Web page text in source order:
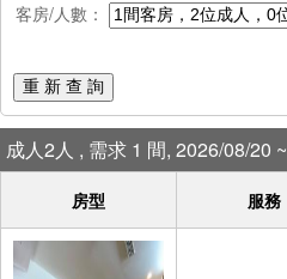
客房/人數：
重 新 查 詢
成人2人 , 需求 1 間, 2026/08/20
房型 服務